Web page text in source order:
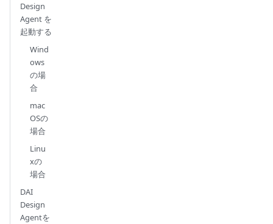
Design
Agent を
起動する
Wind
ows
の場
合
mac
OSの
場合
Linu
xの
場合
DAI
Design
Agentを